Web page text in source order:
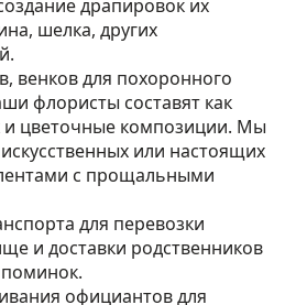
драпировок их
шелка, других
венков для похоронного
флористы составят как
и цветочные композиции. Мы
или настоящих
с прощальными
для перевозки
и доставки родственников
официантов для